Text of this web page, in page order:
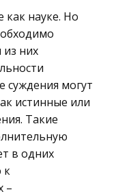
право
развития,
как науке. Но
из них
суждения могут
истинные или
Такие
в одних
к
–